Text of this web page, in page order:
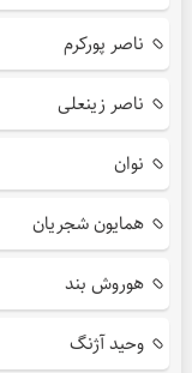
ناصر پورکرم
ناصر زینعلی
نوان
همایون شجریان
هوروش بند
وحید آژنگ